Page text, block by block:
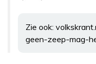
Zie ook:
geen-zeep-mag-